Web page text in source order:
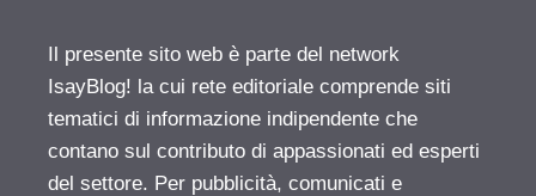
Il presente sito web è parte del network
IsayBlog! la cui rete editoriale comprende siti
tematici di informazione indipendente che
contano sul contributo di appassionati ed esperti
del settore. Per pubblicità, comunicati e